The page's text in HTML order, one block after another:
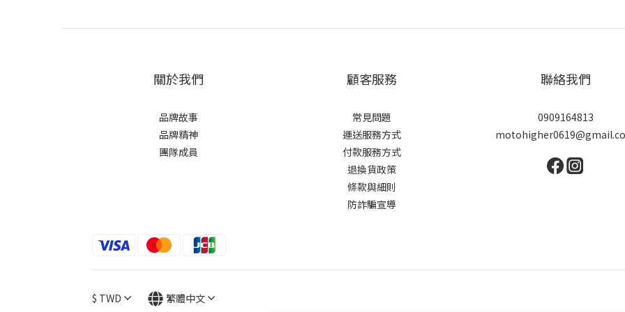
關於我們
品牌故事
品牌精神
團隊成員
顧客服務
常見問題
運送服務方式
付款服務方式
退換貨政策
條款與細則
防詐騙宣導
聯絡我們
0909164813
$ TWD 繁體中文